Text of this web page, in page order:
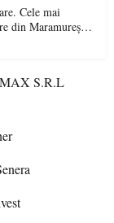
Cele mai
din Maramureș,